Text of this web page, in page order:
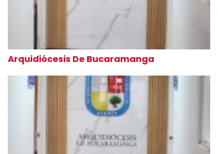
Arquidiócesis De Bucaramanga